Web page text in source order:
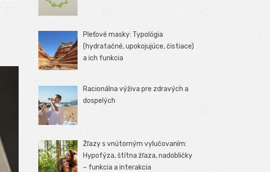
Pleťové masky: Typológia
(hydratačné, upokojujúce, čistiace)
a ich funkcia
Racionálna výživa pre zdravých a
dospelých
Žľazy s vnútorným vylučovaním:
Hypofýza, štítna žľaza, nadobličky
– funkcia a interakcia